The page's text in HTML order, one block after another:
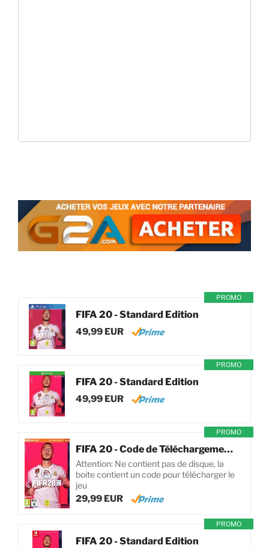
PROMO
FIFA 20 - Standard Edition
49,99 EUR
PROMO
FIFA 20 - Standard Edition
49,99 EUR
PROMO
FIFA 20 - Code de Téléchargement pour PC
Attention: Ne contient pas de disque, la
boite contient un code pour télécharger le
jeu
29,99 EUR
PROMO
FIFA 20 - Standard Edition